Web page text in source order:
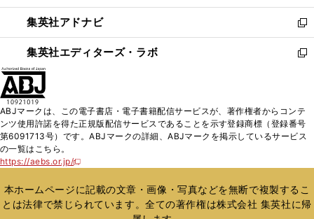
開
く
ウ
で
開
く
ン
ド
ウ
で
ウ
ィ
ン
ド
く
集英社アドナビ
新
し
い
ド
ウ
で
集英社エディターズ・ラボ
新
ィ
ン
ド
開
く
ABJマークは、この電子書店・電子書籍配信サービスが、著作権者からコンテ
ンツ使用許諾を得た正規版配信サービスであることを示す登録商標（登録番号
第6091713号）です。ABJマークの詳細、ABJマークを掲示しているサービス
の一覧はこちら。
https://aebs.or.jp/
新
い
ウ
ィ
本ホームページに記載の文章・画像・写真などを無断で複製するこ
とは法律で禁じられています。全ての著作権は株式会社 集英社に帰